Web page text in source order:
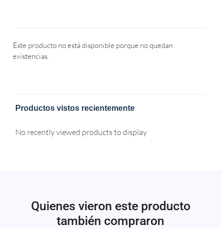
Este producto no está disponible porque no quedan
existencias.
Productos vistos recientemente
No recently viewed products to display
Quienes vieron este producto
también compraron